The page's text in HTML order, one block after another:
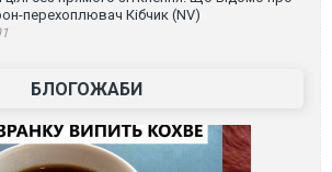
перехоплювач Кібчик (NV)
БЛОГОЖАБИ